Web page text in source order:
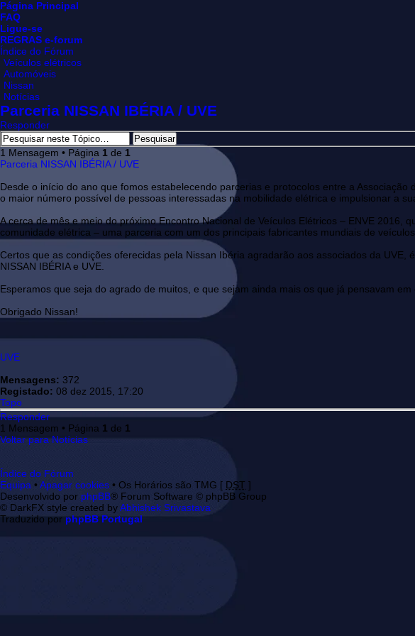
Página Principal
FAQ
Ligue-se
REGRAS e-forum
Índice do Fórum
Veículos elétricos
Automóveis
Nissan
Notícias
Parceria NISSAN IBÉRIA / UVE
Responder
1 Mensagem • Página 1 de 1
Parceria NISSAN IBÉRIA / UVE
Desde o início do ano que fomos estabelecendo parcerias e protocolos entre a
o maior número possível de pessoas interessadas na mobilidade elétrica e impulsionar a
A cerca de mês e meio do próximo Encontro Nacional de Veículos Elétricos – ENVE 2016,
comunidade elétrica – uma parceria com um dos principais fabricantes mundiais de
Certos que as condições oferecidas pela Nissan Ibéria agradarão aos associados da
NISSAN IBÉRIA e UVE.
Esperamos que seja do agrado de muitos, e que sejam ainda mais os que já pensavam
Obrigado Nissan!
UVE
Mensagens: 372
Registado: 08 dez 2015, 17:20
Topo
Responder
1 Mensagem • Página 1 de 1
Voltar para Notícias
Índice do Fórum
Equipa • Apagar cookies • Os Horários são TMG [ DST ]
Desenvolvido por phpBB® Forum Software © phpBB Group
© DarkFX style created byAbhishek Srivastava
Traduzido por phpBB Portugal